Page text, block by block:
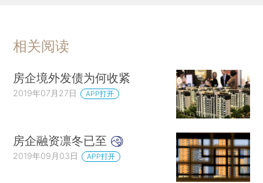
相关阅读
房企境外发债为何收紧
2019年07月27日 APP打开
房企融资凛冬已至
2019年09月03日 APP打开